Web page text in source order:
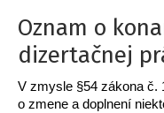
Oznam o
dizertačnej
V zmysle §54 zákona č.
o zmene a doplnení